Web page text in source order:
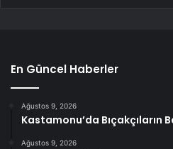
En Güncel Haberler
Ağustos 9, 2026
Kastamonu’da Bıçakçıların
Ağustos 9, 2026